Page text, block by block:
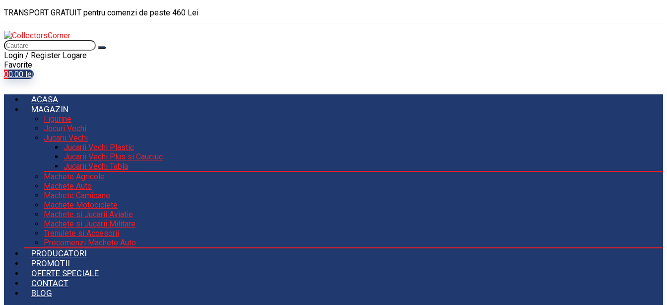
TRANSPORT GRATUIT pentru comenzi de peste 460 Lei
Login / Register Logare
Favorite
00.00 lei
ACASA
MAGAZIN
Figurine
Jocuri Vechi
Jucarii Vechi
Jucarii Vechi Plastic
Jucarii Vechi Plus si Cauciuc
Jucarii Vechi Tabla
Machete Agricole
Machete Auto
Machete Camioane
Machete Motociclete
Machete si Jucarii Aviatie
Machete si Jucarii Militare
Trenulete si Accesorii
Precomenzi Machete Auto
PRODUCATORI
PROMOTII
OFERTE SPECIALE
CONTACT
BLOG